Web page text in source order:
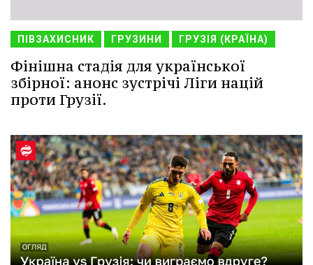
ПІВЗАХИСНИК ГРУЗИНИ ГРУЗІЯ (КРАЇНА)
Фінішна стадія для української
збірної: анонс зустрічі Ліги націй
проти Грузії.